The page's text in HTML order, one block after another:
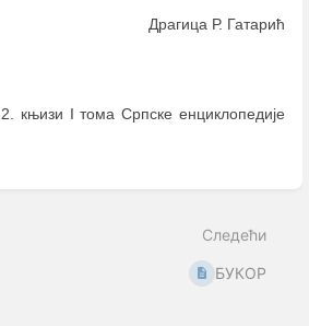
Драгица Р. Гатарић
књизи I тома Српске енциклопедије
Следећи
БУКОР